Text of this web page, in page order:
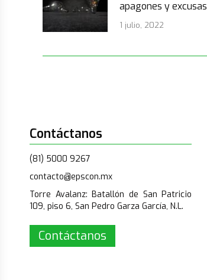
apagones y excusas
1 julio, 2022
Contáctanos
(81) 5000 9267
contacto@epscon.mx
Torre Avalanz: Batallón de San Patricio
109, piso 6, San Pedro Garza García, N.L.
Contáctanos